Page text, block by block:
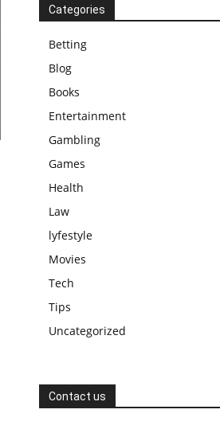
Categories
Betting
Blog
Books
Entertainment
Gambling
Games
Health
Law
lyfestyle
Movies
Tech
Tips
Uncategorized
Contact us